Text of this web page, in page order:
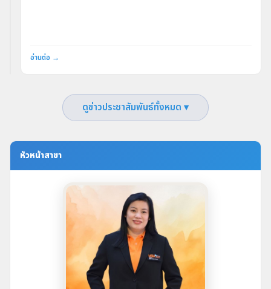
โครงการ
"ธนาคาร
โรงเรียน
อ่านต่อ →
ดูข่าวประชาสัมพันธ์ทั้งหมด ▾
หัวหน้าสาขา